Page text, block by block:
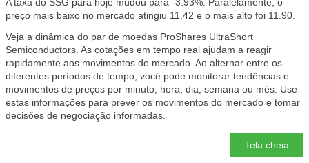
preço mais baixo no mercado atingiu 11.42 e o mais alto foi 11.90.
Veja a dinâmica do par de moedas ProShares UltraShort
Semiconductors. As cotações em tempo real ajudam a reagir
rapidamente aos movimentos do mercado. Ao alternar entre os
diferentes períodos de tempo, você pode monitorar tendências e
movimentos de preços por minuto, hora, dia, semana ou mês. Use
estas informações para prever os movimentos do mercado e tomar
decisões de negociação informadas.
Tela cheia